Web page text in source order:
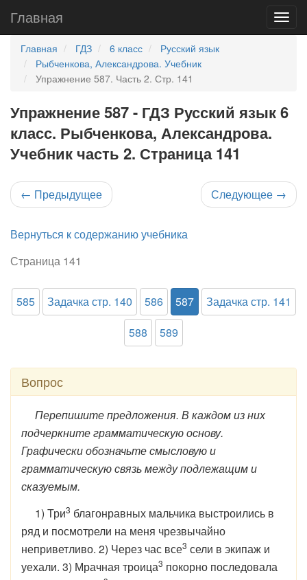
Главная
Главная ГДЗ 6 класс
Русский язык
Рыбченкова, Александрова. Учебник
Упражнение 587. Часть 2. Стр. 141
Упражнение 587 - ГДЗ Русский язык 6
класс. Рыбченкова, Александрова.
Учебник часть 2. Страница 141
← Предыдущее Следующее →
Вернуться к содержанию учебника
Страница 141
585 Задачка стр. 140 586 587
Задачка стр. 141
588
589
Вопрос
Перепишите предложения. В каждом из них
подчеркните грамматическую основу.
Графически обозначьте смысловую и
грамматическую связь между подлежащим и
сказуемым.
1) Три3 благонравных мальчика выстроились в
ряд и посмотрели на меня чрезвычайно
неприветливо. 2) Через час все3 сели в экипаж и
уехали. 3) Мрачная троица3 покорно последовала